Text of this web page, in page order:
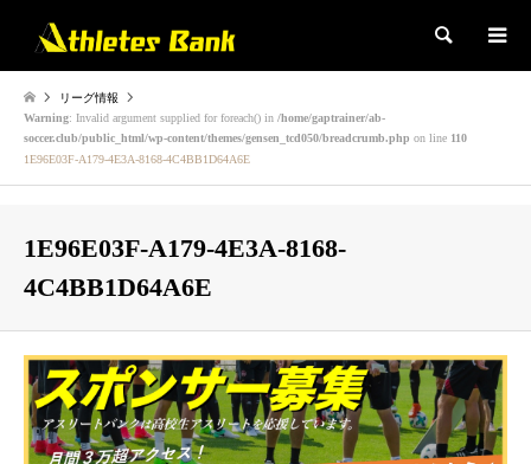
検索
リーグ情報
Warning: Invalid argument supplied for foreach() in /home/gaptrainer/ab-
soccer.club/public_html/wp-content/themes/gensen_tcd050/breadcrumb.php on line 110
1E96E03F-A179-4E3A-8168-4C4BB1D64A6E
1E96E03F-A179-4E3A-8168-
4C4BB1D64A6E